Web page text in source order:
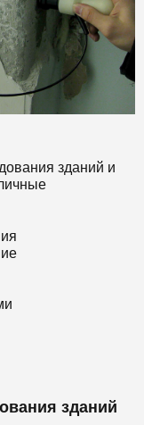
зданий и
зданий